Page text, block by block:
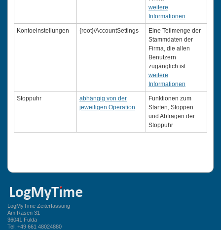
weitere
Informationen
Kontoeinstellungen {root}/AccountSettings
Eine Teilmenge der
Stammdaten der
Firma, die allen
Benutzern
zugänglich ist
weitere
Informationen
Stoppuhr
abhängig von der
jeweiligen Operation
Funktionen zum
Starten, Stoppen
und Abfragen der
Stoppuhr
LogMyTime Zeiterfassung
Am Rasen 31
36041 Fulda
Tel. +49 661 48024880